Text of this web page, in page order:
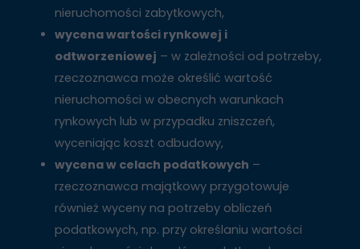
nieruchomości zabytkowych,
wycena wartości rynkowej i
odtworzeniowej – w zależności od potrzeby,
rzeczoznawca może określić wartość
nieruchomości w obecnych warunkach
rynkowych lub w przypadku zniszczeń,
wyceniając koszt odbudowy,
wycena w celach podatkowych –
rzeczoznawca majątkowy przygotowuje
również wyceny na potrzeby obliczeń
podatkowych, np. przy określaniu wartości